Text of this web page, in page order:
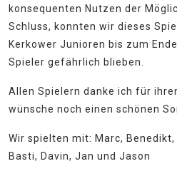
konsequenten Nutzen der
Schluss, konnten wir dieses
Kerkower Junioren bis zum
Spieler gefährlich blieben.
Allen Spielern danke ich für
wünsche noch einen schönen
Wir spielten mit: Marc,
Basti, Davin, Jan und Jason